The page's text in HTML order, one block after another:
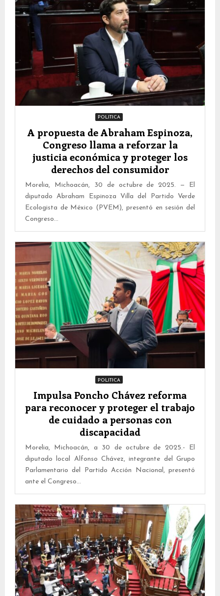
POLITICA
A propuesta de Abraham Espinoza,
Congreso llama a reforzar la
justicia económica y proteger los
derechos del consumidor
Morelia, Michoacán, 30 de octubre de 2025. — El
diputado Abraham Espinoza Villa del Partido Verde
Ecologista de México (PVEM), presentó en sesión del
Congreso...
POLITICA
Impulsa Poncho Chávez reforma
para reconocer y proteger el trabajo
de cuidado a personas con
discapacidad
Morelia, Michoacán, a 30 de octubre de 2025.- El
diputado local Alfonso Chávez, integrante del Grupo
Parlamentario del Partido Acción Nacional, presentó
ante el Congreso...